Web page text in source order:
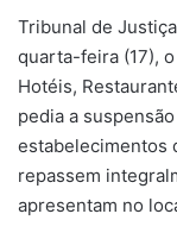
Tribunal de
quarta-feira (17),
Hotéis,
pedia a
estabelecimentos
repassem
apresentam no